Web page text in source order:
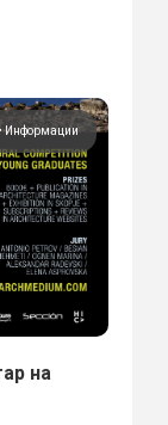
Информации
на